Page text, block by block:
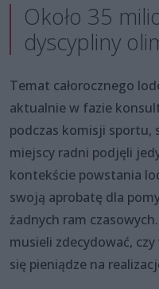
Około 35
dyscypliny
Temat całorocznego
aktualnie w fazie
podczas komisji sportu,
miejscy radni podjęli
kontekście powstania
swoją aprobatę dla
żadnych ram
musieli zdecydować,
się pieniądze na